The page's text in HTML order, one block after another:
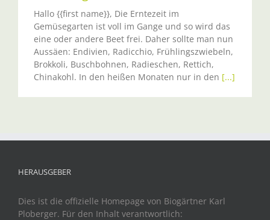
Hallo {{first name}}, Die Erntezeit im
Gemüsegarten ist voll im Gange und so wird das
eine oder andere Beet frei. Daher sollte man nun
Aussäen: Endivien, Radicchio, Frühlingszwiebeln,
Brokkoli, Buschbohnen, Radieschen, Rettich,
Chinakohl. In den heißen Monaten nur in den [...]
HERAUSGEBER
Dies ist die offizielle Homepage von Biogärtner Karl
Ploberger. Für den Inhalt verantwortlich: